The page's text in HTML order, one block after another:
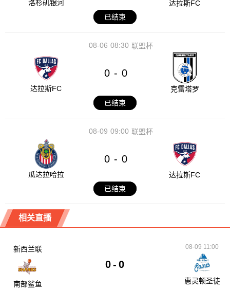
洛杉矶银河
达拉斯FC
已结束
08:30
08-06 联盟杯
达拉斯FC
0 - 0
克雷塔罗
已结束
09:00
08-09 联盟杯
瓜达拉哈拉
0 - 0
达拉斯FC
已结束
相关直播
新西兰联
南部鲨鱼
0 - 0
08-09 11:00
惠灵顿圣徒